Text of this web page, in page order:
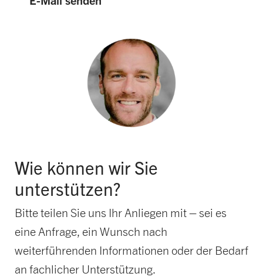
Wie können wir Sie
unterstützen?
Bitte teilen Sie uns Ihr Anliegen mit – sei es
eine Anfrage, ein Wunsch nach
weiterführenden Informationen oder der Bedarf
an fachlicher Unterstützung.